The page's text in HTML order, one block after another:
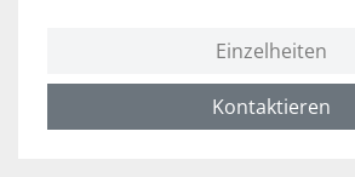
Einzelheiten
Kontaktieren